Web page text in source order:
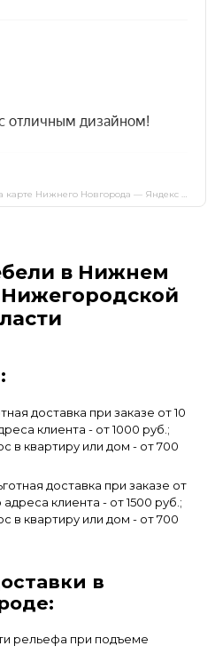
Мебельсон Нижний Новогород на карте Нижнего Новгорода — Яндекс Карты
в Нижнем
доставка при заказе от 10
клиента - от 1000 руб.;
в квартиру или дом - от 700
доставка при заказе от
клиента - от 1500 руб.;
в квартиру или дом - от 700
в
рельефа при подъеме